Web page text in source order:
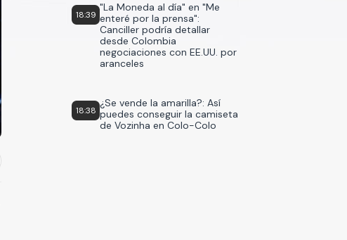
18:39
"La Moneda al día" en "Me
enteré por la prensa":
Canciller podría detallar
desde Colombia
negociaciones con EE.UU. por
aranceles
18:38
¿Se vende la amarilla?: Así
puedes conseguir la camiseta
de Vozinha en Colo-Colo